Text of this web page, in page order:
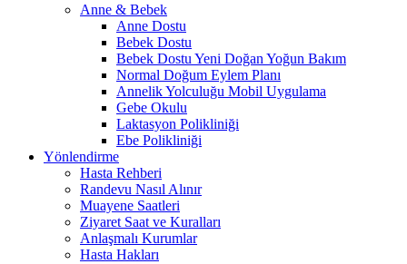
Anne & Bebek
Anne Dostu
Bebek Dostu
Bebek Dostu Yeni Doğan Yoğun Bakım
Normal Doğum Eylem Planı
Annelik Yolculuğu Mobil Uygulama
Gebe Okulu
Laktasyon Polikliniği
Ebe Polikliniği
Yönlendirme
Hasta Rehberi
Randevu Nasıl Alınır
Muayene Saatleri
Ziyaret Saat ve Kuralları
Anlaşmalı Kurumlar
Hasta Hakları